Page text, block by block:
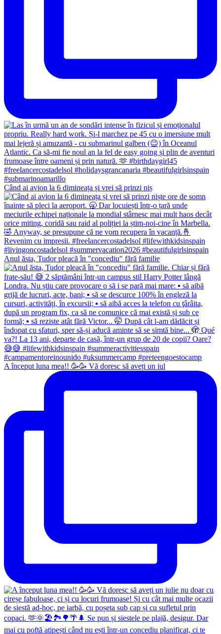
Când ai avion la 6 dimineața și vrei să prinzi niș
Anul ăsta, Tudor pleacă în "concediu" fără familie
A început luna mea!! 🥳🥳 Vă doresc să aveți un iul